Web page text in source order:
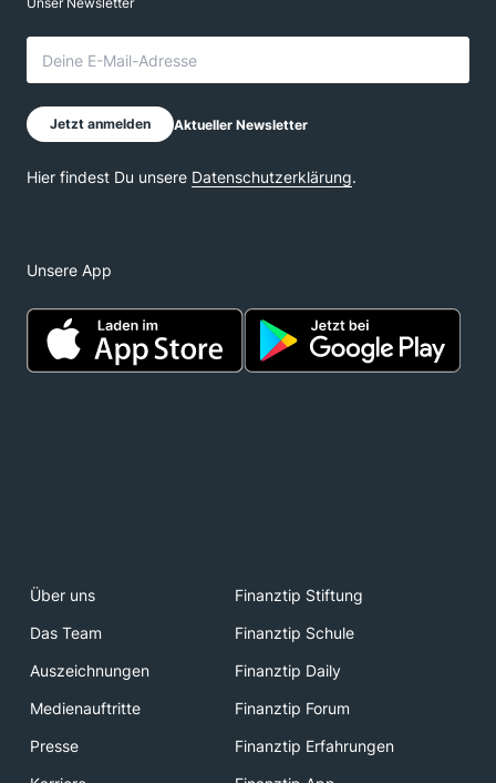
Unsere App
Über uns
Finanztip Stiftung
Das Team
Finanztip Schule
Auszeichnungen
Finanztip Daily
Medienauftritte
Finanztip Forum
Presse
Finanztip Erfahrungen